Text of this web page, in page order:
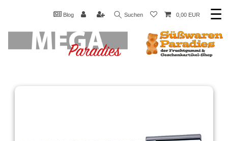
Blog Suchen 0,00 EUR ☰